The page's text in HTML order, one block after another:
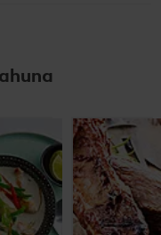
s
Zeleni
curry
Do 30 minuta